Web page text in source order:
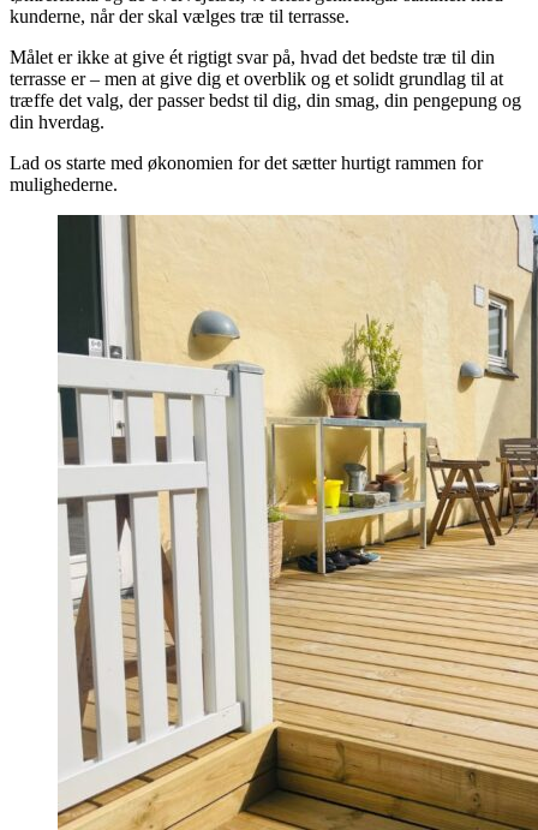
kunderne, når der skal vælges træ til terrasse.
Målet er ikke at give ét rigtigt svar på, hvad det bedste træ til din
terrasse er – men at give dig et overblik og et solidt grundlag til at
træffe det valg, der passer bedst til dig, din smag, din pengepung og
din hverdag.
Lad os starte med økonomien for det sætter hurtigt rammen for
mulighederne.